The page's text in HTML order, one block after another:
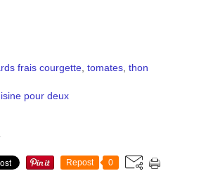
frais courgette tomates thon
pour deux
Repost 0